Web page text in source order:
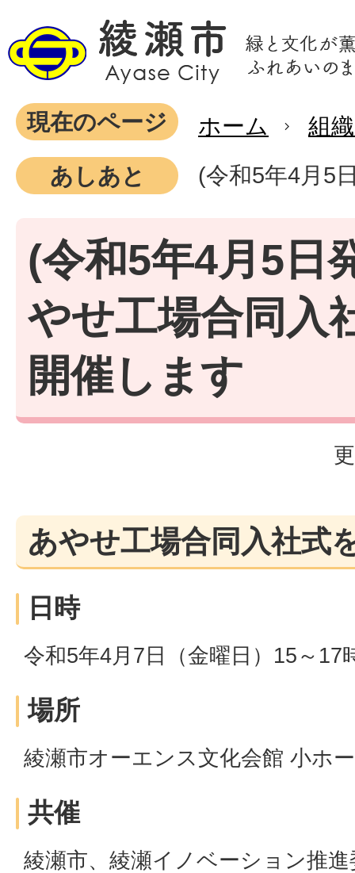
現在のページ ホーム
組
あしあと
(令和5年4月5
(令和5年4月5日
やせ工場合同入
開催します
あやせ工場合同入社式
日時
令和5年4月7日（金曜日）15～17
場所
綾瀬市オーエンス文化会館 小ホ
共催
綾瀬市、綾瀬イノベーション推